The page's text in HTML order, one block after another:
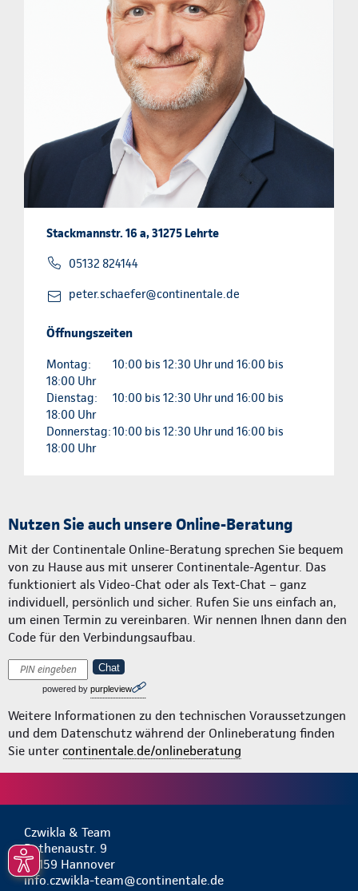
Stackmannstr. 16 a, 31275 Lehrte
05132 824144
peter.schaefer@continentale.de
Öffnungszeiten
Montag:
10:00 bis 12:30 Uhr und 16:00 bis
18:00 Uhr
Dienstag:
10:00 bis 12:30 Uhr und 16:00 bis
18:00 Uhr
Donnerstag:10:00 bis 12:30 Uhr und 16:00 bis
18:00 Uhr
Nutzen Sie auch unsere Online-Beratung
Mit der Continentale Online-Beratung sprechen Sie bequem
von zu Hause aus mit unserer Continentale-Agentur. Das
funktioniert als Video-Chat oder als Text-Chat – ganz
individuell, persönlich und sicher. Rufen Sie uns einfach an,
um einen Termin zu vereinbaren. Wir nennen Ihnen dann den
Code für den Verbindungsaufbau.
Chat
powered by purpleview
Weitere Informationen zu den technischen Voraussetzungen
und dem Datenschutz während der Onlineberatung finden
Sie unter continentale.de/onlineberatung
Czwikla & Team
Rathenaustr. 9
30159 Hannover
info.czwikla-team@continentale.de